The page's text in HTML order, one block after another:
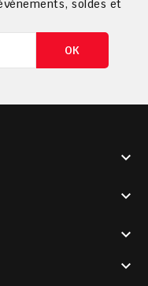
soldes et



